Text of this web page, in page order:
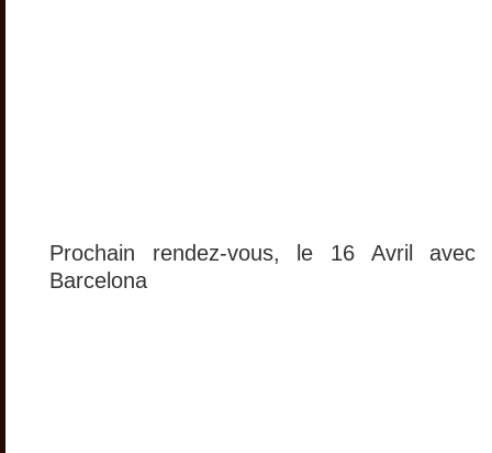
Prochain rendez-vous, le 16 Avril
Barcelona